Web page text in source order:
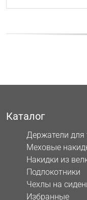
Каталог
Держатели для
Меховые
Накидки из
Подлокотники
Чехлы на
Избранные